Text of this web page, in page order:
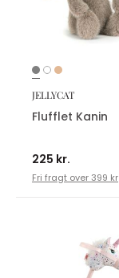
JELLYCAT
Flufflet Kanin
225 kr.
Fri fragt over 399 kr